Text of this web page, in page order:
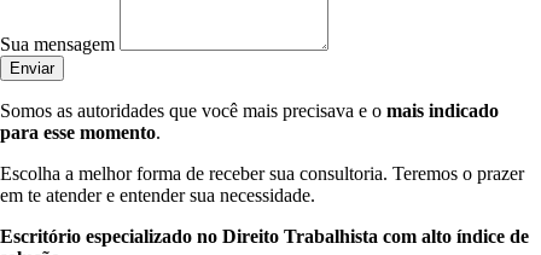
Sua mensagem
Enviar
Somos as autoridades que você mais precisava e o mais indicado
para esse momento.
Escolha a melhor forma de receber sua consultoria. Teremos o prazer
em te atender e entender sua necessidade.
Escritório especializado no Direito Trabalhista com alto índice de